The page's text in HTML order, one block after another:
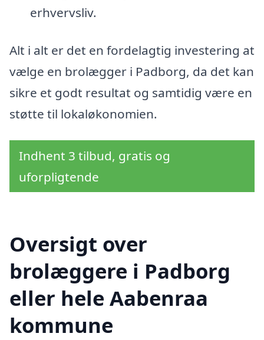
erhvervsliv.
Alt i alt er det en fordelagtig investering at
vælge en brolægger i Padborg, da det kan
sikre et godt resultat og samtidig være en
støtte til lokaløkonomien.
Indhent 3 tilbud, gratis og
uforpligtende
Oversigt over
brolæggere i Padborg
eller hele Aabenraa
kommune